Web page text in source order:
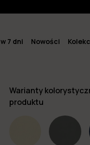
7 dni Nowości
Warianty
produktu